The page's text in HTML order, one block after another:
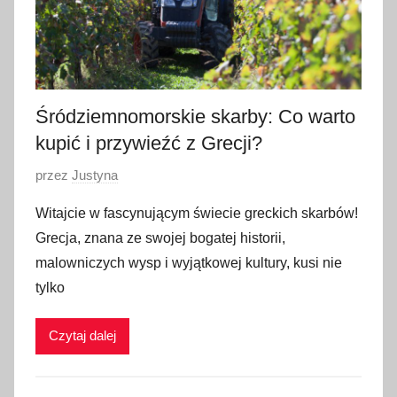
Śródziemnomorskie skarby: Co warto
kupić i przywieźć z Grecji?
O
u
b
l
i
w
przez Justyna
Witajcie w fascynującym świecie greckich skarbów!
Grecja, znana ze swojej bogatej historii,
malowniczych wysp i wyjątkowej kultury, kusi nie
tylko
Czytaj dalej